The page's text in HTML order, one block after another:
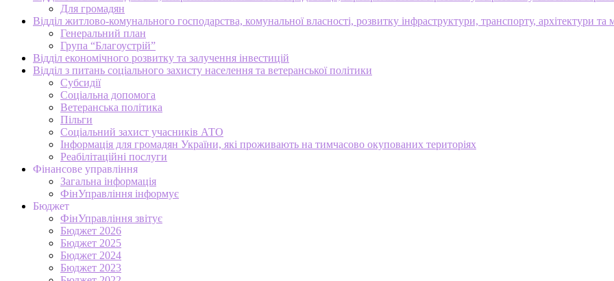
Для громадян
Відділ житлово-комунального господарства, комунальної власності, розвитку інфраструктури, транспорту, архітектури та
Генеральний план
Група “Благоустрій”
Відділ економічного розвитку та залучення інвестицій
Відділ з питань соціального захисту населення та ветеранської політики
Субсидії
Соціальна допомога
Ветеранська політика
Пільги
Соціальний захист учасників АТО
Інформація для громадян України, які проживають на тимчасово окупованих територіях
Реабілітаційні послуги
Фінансове управління
Загальна інформація
ФінУправління інформує
Бюджет
ФінУправління звітує
Бюджет 2026
Бюджет 2025
Бюджет 2024
Бюджет 2023